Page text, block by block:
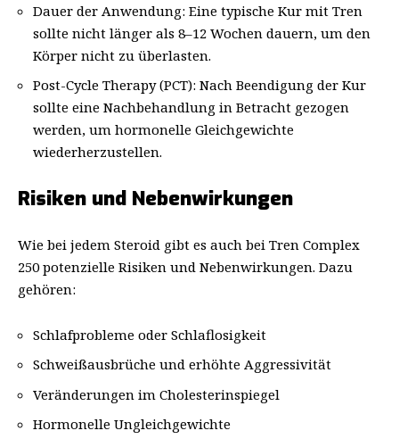
Dauer der Anwendung: Eine typische Kur mit Tren
sollte nicht länger als 8–12 Wochen dauern, um den
Körper nicht zu überlasten.
Post-Cycle Therapy (PCT): Nach Beendigung der Kur
sollte eine Nachbehandlung in Betracht gezogen
werden, um hormonelle Gleichgewichte
wiederherzustellen.
Risiken und Nebenwirkungen
Wie bei jedem Steroid gibt es auch bei Tren Complex
250 potenzielle Risiken und Nebenwirkungen. Dazu
gehören:
Schlafprobleme oder Schlaflosigkeit
Schweißausbrüche und erhöhte Aggressivität
Veränderungen im Cholesterinspiegel
Hormonelle Ungleichgewichte